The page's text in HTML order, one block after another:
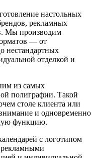
настольных
рекламных
Мы производим
— от
нестандартных
отделкой и
из самых
полиграфии. Такой
столе клиента или
и одновременно
функцию.
с логотипом